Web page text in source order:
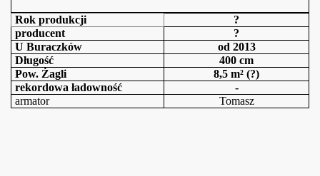
Rok produkcji
?
producent
?
U Buraczków
od 2013
Długość
400 cm
Pow. Żagli
8,5 m² (?)
rekordowa ładowność
-
armator
Tomasz